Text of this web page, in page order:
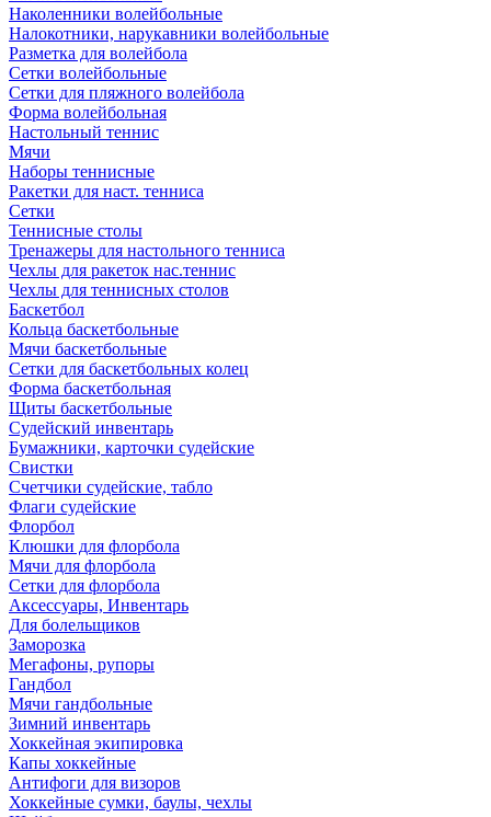
Наколенники волейбольные
Налокотники, нарукавники волейбольные
Разметка для волейбола
Сетки волейбольные
Сетки для пляжного волейбола
Форма волейбольная
Настольный теннис
Мячи
Наборы теннисные
Ракетки для наст. тенниса
Сетки
Теннисные столы
Тренажеры для настольного тенниса
Чехлы для ракеток нас.теннис
Чехлы для теннисных столов
Баскетбол
Кольца баскетбольные
Мячи баскетбольные
Сетки для баскетбольных колец
Форма баскетбольная
Щиты баскетбольные
Судейский инвентарь
Бумажники, карточки судейские
Свистки
Счетчики судейские, табло
Флаги судейские
Флорбол
Клюшки для флорбола
Мячи для флорбола
Сетки для флорбола
Аксессуары, Инвентарь
Для болельщиков
Заморозка
Мегафоны, рупоры
Гандбол
Мячи гандбольные
Зимний инвентарь
Хоккейная экипировка
Капы хоккейные
Антифоги для визоров
Хоккейные сумки, баулы, чехлы